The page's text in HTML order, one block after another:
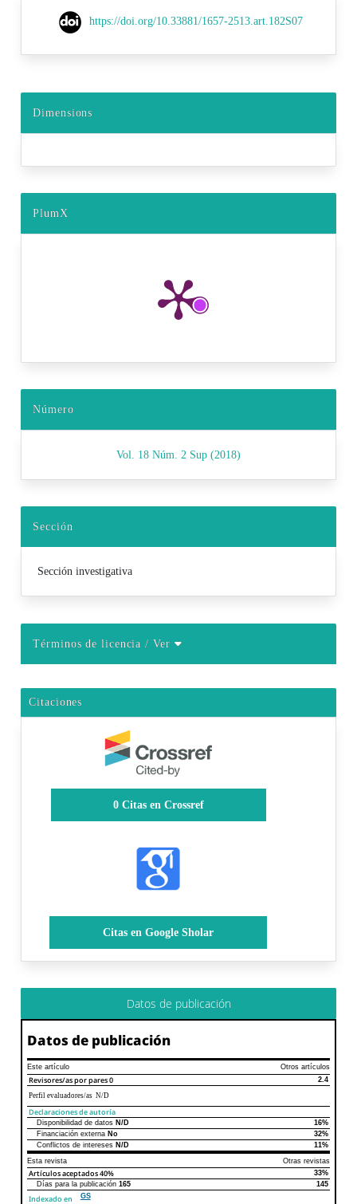
https://doi.org/10.33881/1657-2513.art.182S07
Dimensions
PlumX
Número
Vol. 18 Núm. 2 Sup (2018)
Sección
Sección investigativa
Términos de licencia/ Ver
Citaciones
0Citas en Crossref
Citas en Google Sholar
Datos de publicación
Datos de publicación
Este artículo Otros artículos
Revisores/as por pares0
2.4
Perfil evaluadores/as N/D
Declaraciones de autoría
Declaraciones de autoríaEste artículo
Disponibilidad de datos N/D
16%
Financiación externa No
32%
Conflictos de intereses N/D
11%
Esta revista
Otras revistas
Artículos aceptados40%
33%
Días para la publicación165 145
Indexado en GS